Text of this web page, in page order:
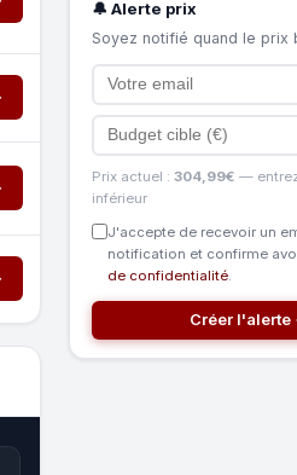
🔔 Alerte prix
Soyez notifié quand le prix
Prix actuel : 304,99€ —
inférieur
J'accepte de recevoir un
notification et confirme
de confidentialité.
Créer l'alerte